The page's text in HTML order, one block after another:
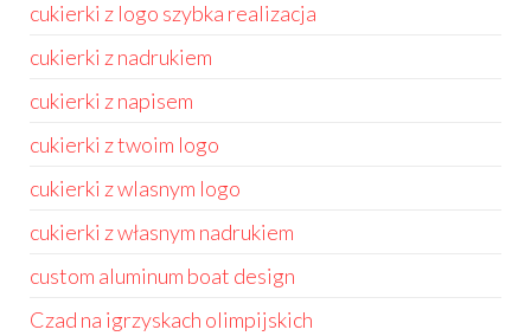
cukierki z logo szybka realizacja
cukierki z nadrukiem
cukierki z napisem
cukierki z twoim logo
cukierki z wlasnym logo
cukierki z własnym nadrukiem
custom aluminum boat design
Czad na igrzyskach olimpijskich